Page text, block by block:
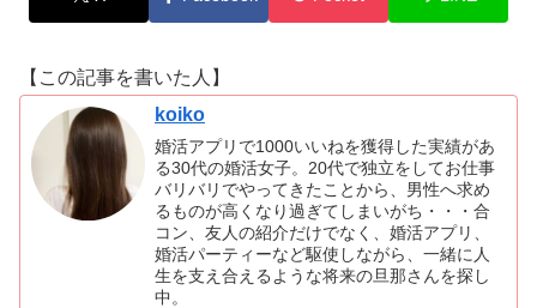
【この記事を書いた人】
koiko
婚活アプリで1000いいねを獲得した実績があ
る30代の婚活女子。20代で独立をしてお仕事
バリバリでやってきたことから、男性へ求め
るものが高くなり過ぎてしまいがち・・・合
コン、友人の紹介だけでなく、婚活アプリ、
婚活パーティーなど駆使しながら、一緒に人
生を支え合えるような将来の旦那さんを探し
中。